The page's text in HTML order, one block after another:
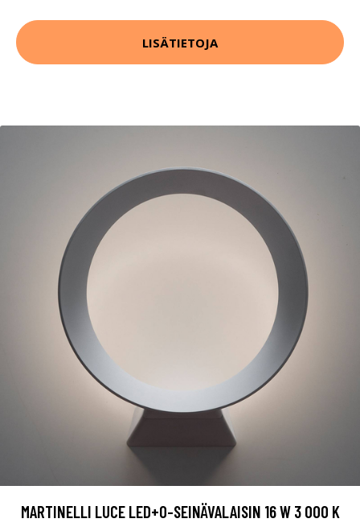
LISÄTIETOJA
MARTINELLI LUCE LED+O-SEINÄVALAISIN 16 W 3 000 K